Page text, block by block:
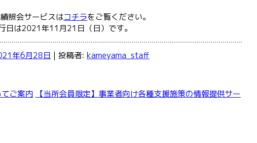
照会サービスはコチラをご覧ください。
日は2021年11月21日（日）です。
年6月28日 | 投稿者: kameyama_staff
ご案内
【当所会員限定】事業者向け各種支援施策の情報提供サー